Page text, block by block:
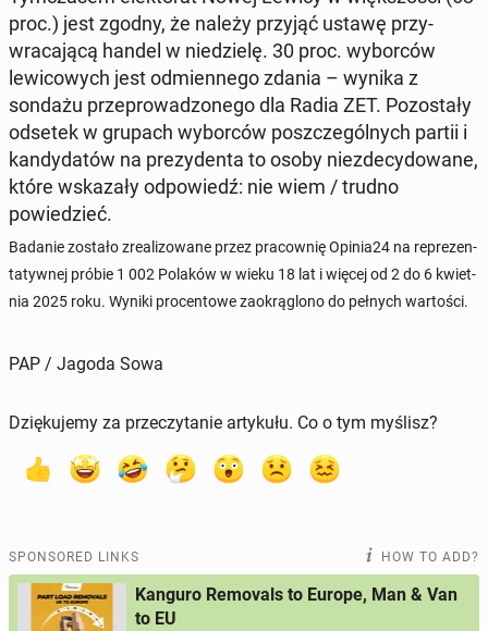
proc.) jest zgodny, że należy przyjąć ustawę przy­
wraca­jącą handel w niedzielę. 30 proc. wybor­ców
lewicowych jest odmi­en­nego zdania – wynika z
sondażu przeprowad­zonego dla Radia ZET. Po­zostały
odsetek w grupach wybor­ców poszczegól­nych partii i
kandy­datów na prezy­den­ta to osoby niezde­cy­dowane,
które wskaza­ły odpowiedź: nie wiem / trudno
powiedzieć.
Badanie zostało zre­al­i­zowane przez pra­cown­ię Opinia24 na reprezen­
taty­wnej próbie 1 002 Polaków w wieku 18 lat i więcej od 2 do 6 kwiet­
nia 2025 roku. Wyniki pro­cen­towe zaokrą­glono do pełnych wartoś­ci.
PAP / Jagoda Sowa
Dziękujemy za przeczytanie artykułu. Co o tym myślisz?
SPONSORED LINKS HOW TO ADD?
Kanguro Removals to Europe, Man & Van
to EU